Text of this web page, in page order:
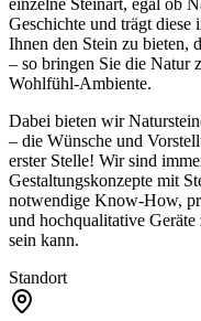
Geschichte und trägt diese
Ihnen den Stein zu bieten,
– so bringen Sie die Natur
Wohlfühl-Ambiente.
Dabei bieten wir
– die Wünsche und
erster Stelle! Wir sind
Gestaltungskonzepte mit
notwendige Know-How,
und hochqualitative Geräte
sein kann.
Standort